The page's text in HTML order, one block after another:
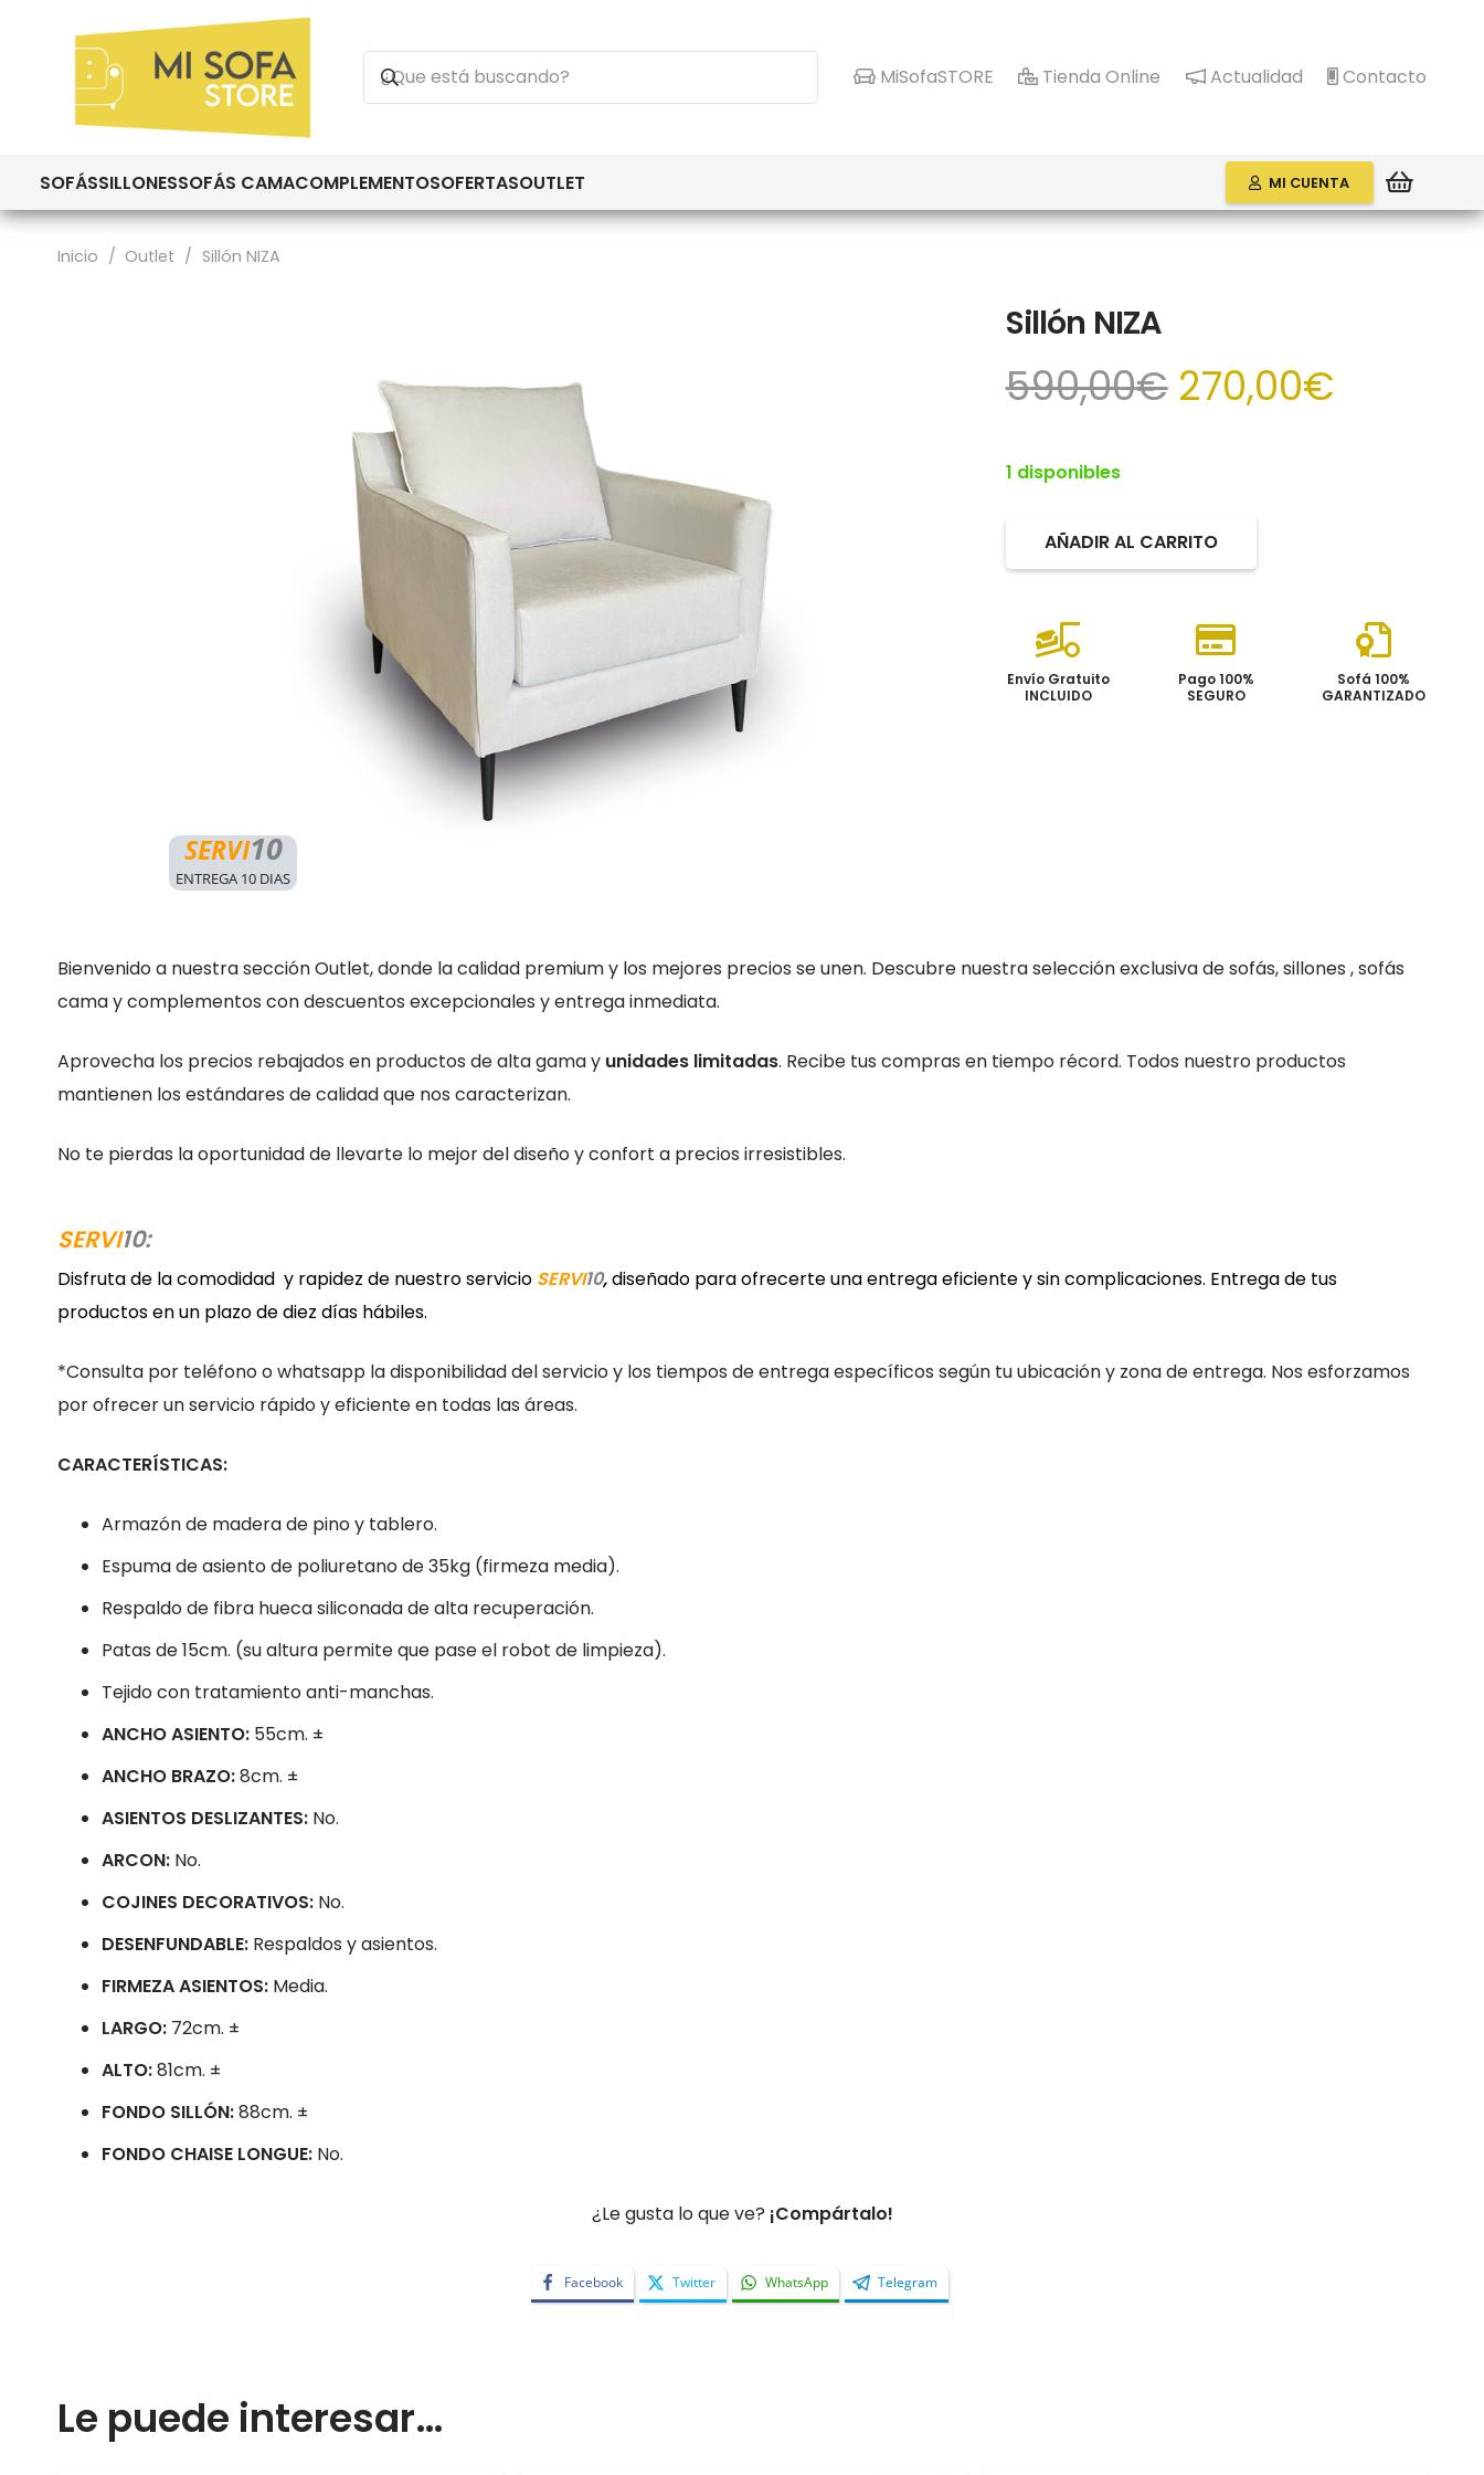
MiSofaSTORE Tienda Online Actualidad Contacto
SOFÁSSILLONESSOFÁS CAMACOMPLEMENTOSOFERTASOUTLET MI CUENTA
Inicio / Outlet / Sillón NIZA
SERVI10
ENTREGA 10 DIAS
Sillón NIZA
590,00€ El
precio
270,00€
1 disponibles
cantidad
AÑADIR AL CARRITO
Envío Gratuito
INCLUIDO
Pago 100%
SEGURO
Sofá 100%
GARANTIZADO
Bienvenido a nuestra sección Outlet, donde la calidad premium y los mejores precios se unen. Descubre nuestra selección exclusiva de sofás, sillones , sofás
cama y complementos con descuentos excepcionales y entrega inmediata.
Aprovecha los precios rebajados en productos de alta gama y unidades limitadas. Recibe tus compras en tiempo récord. Todos nuestro productos
mantienen los estándares de calidad que nos caracterizan.
No te pierdas la oportunidad de llevarte lo mejor del diseño y confort a precios irresistibles.
SERVI10:
Disfruta de la comodidad y rapidez de nuestro servicio SERVI10,diseñado para ofrecerte una entrega eficiente y sin complicaciones. Entrega de tus
productos en un plazo de diez días hábiles.
*Consulta por teléfono o whatsapp la disponibilidad del servicio y los tiempos de entrega específicos según tu ubicación y zona de entrega. Nos esforzamos
por ofrecer un servicio rápido y eficiente en todas las áreas.
CARACTERÍSTICAS:
Armazón de madera de pino y tablero.
Espuma de asiento de poliuretano de 35kg (firmeza media).
Respaldo de fibra hueca siliconada de alta recuperación.
Patas de 15cm. (su altura permite que pase el robot de limpieza).
Tejido con tratamiento anti-manchas.
ANCHO ASIENTO: 55cm. ±
ANCHO BRAZO:8cm. ±
ASIENTOS DESLIZANTES: No.
ARCON: No.
COJINES DECORATIVOS: No.
DESENFUNDABLE: Respaldos y asientos.
FIRMEZA ASIENTOS: Media.
LARGO: 72cm. ±
ALTO:81cm. ±
FONDO SILLÓN:88cm. ±
FONDO CHAISE LONGUE: No.
¿Le gusta lo que ve? ¡Compártalo!
Facebook Twitter WhatsApp Telegram
Le puede interesar…